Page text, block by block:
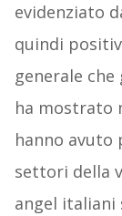
evidenziato
quindi
generale
ha mostrato
hanno avuto
settori della
angel